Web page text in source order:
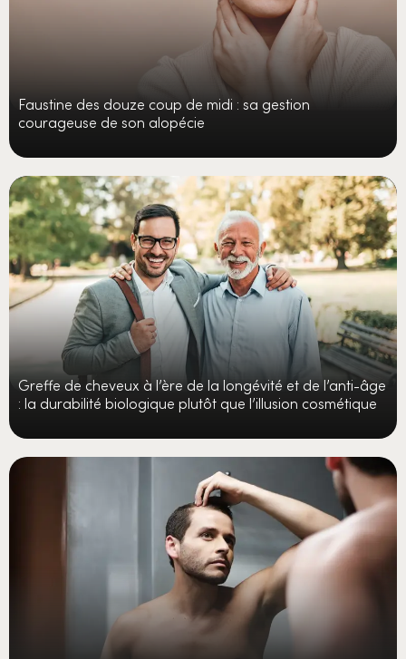
Faustine des douze coup de midi : sa gestion
courageuse de son alopécie
Greffe de cheveux à l’ère de la longévité et de l’anti-âge
: la durabilité biologique plutôt que l’illusion cosmétique